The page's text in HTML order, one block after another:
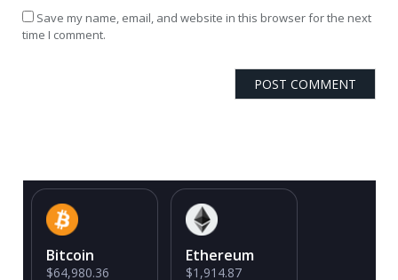
Save my name, email, and website in this browser for the next
time I comment.
Bitcoin
$64,980.36
Ethereum
$1,914.87